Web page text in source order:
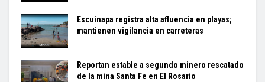
Escuinapa registra alta afluencia en playas;
mantienen vigilancia en carreteras
Reportan estable a segundo minero rescatado
de la mina Santa Fe en El Rosario